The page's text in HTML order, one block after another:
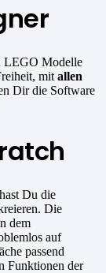
LEGO Modelle
mit allen
Dir die Software
Du die
Die
dem
auf
passend
Funktionen der